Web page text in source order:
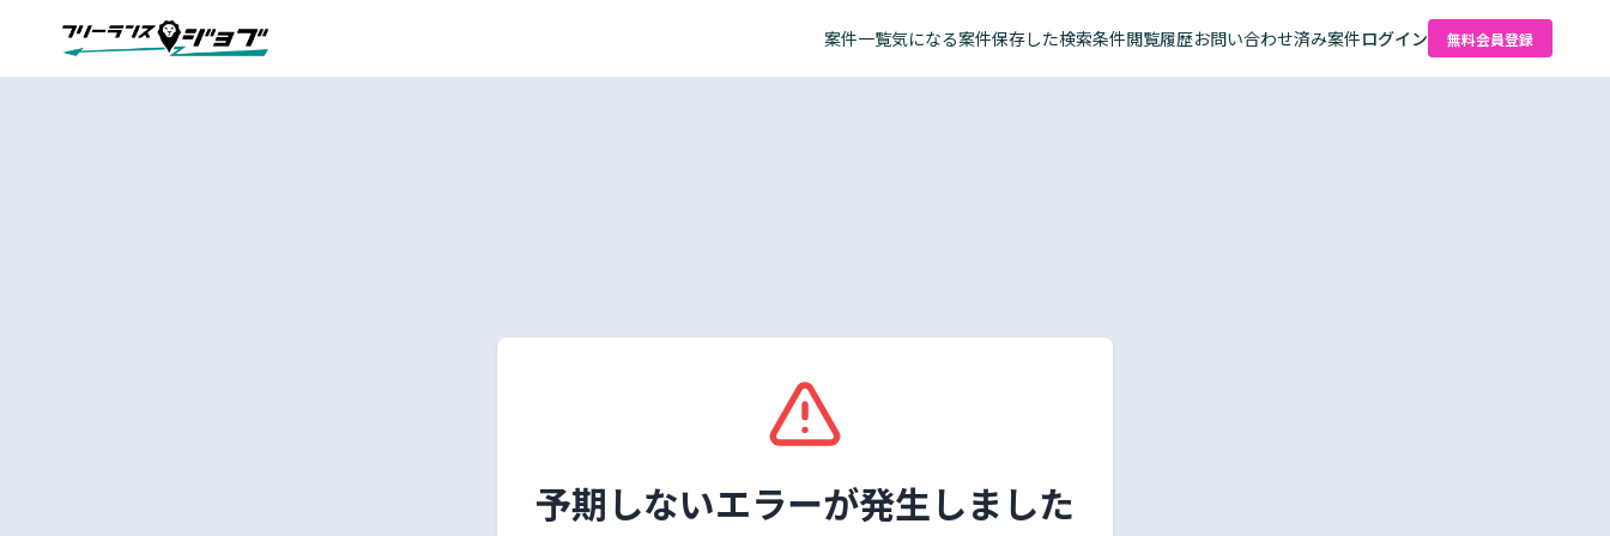
案件一覧気になる案件保存した検索条件閲覧履歴お問い合わせ済み案件ログイン 無料会員登録
予期しないエラーが発生しました